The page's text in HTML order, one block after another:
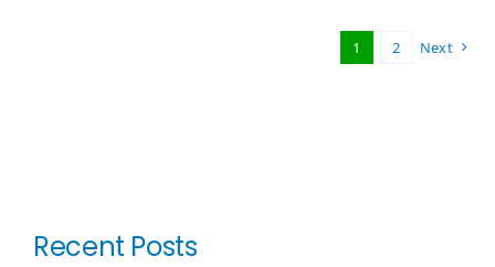
1 2 Next
Recent Posts